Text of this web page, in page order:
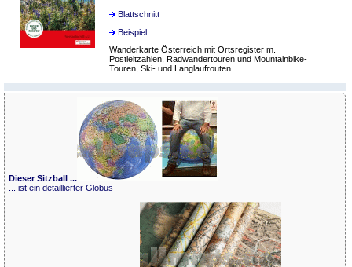
Blattschnitt
Beispiel
Wanderkarte Österreich mit Ortsregister m.
Postleitzahlen, Radwandertouren und Mountainbike-
Touren, Ski- und Langlaufrouten
Dieser Sitzball ...
... ist ein detaillierter Globus